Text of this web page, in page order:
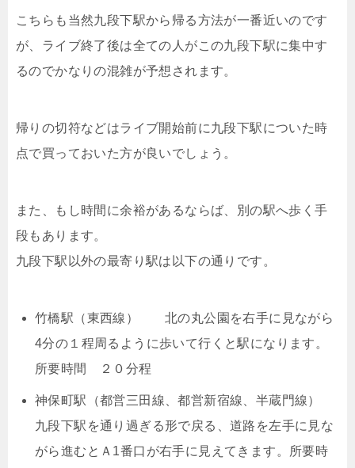
こちらも当然九段下駅から帰る方法が一番近いのです
が、ライブ終了後は全ての人がこの九段下駅に集中す
るのでかなりの混雑が予想されます。
帰りの切符などはライブ開始前に九段下駅についた時
点で買っておいた方が良いでしょう。
また、もし時間に余裕があるならば、別の駅へ歩く手
段もあります。
九段下駅以外の最寄り駅は以下の通りです。
竹橋駅（東西線） 北の丸公園を右手に見ながら
4分の１程周るように歩いて行くと駅になります。
所要時間 ２０分程
神保町駅（都営三田線、都営新宿線、半蔵門線）
九段下駅を通り過ぎる形で戻る、道路を左手に見な
がら進むとＡ1番口が右手に見えてきます。所要時